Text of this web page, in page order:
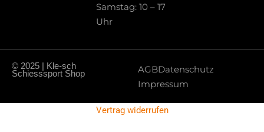
Samstag: 10 – 17
Uhr
© 2025 | Kle-sch
Schiesssport Shop AGBDatenschutz
Impressum
Vertrag widerrufen